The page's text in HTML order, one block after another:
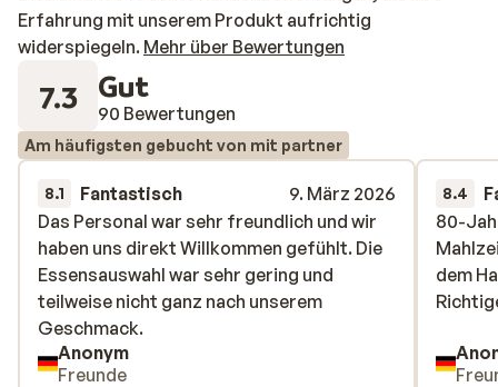
Erfahrung mit unserem Produkt aufrichtig
widerspiegeln. Mehr über Bewertungen
7.3 Gut
90 Bewertungen
Am häufigsten gebucht von mit partner
8.1 Fantastisch
9. März 2026
Das Personal war sehr freundlich und wir
haben uns direkt Willkommen gefühlt. Die
Essensauswahl war sehr gering und
teilweise nicht ganz nach unserem
Geschmack.
Das Personal war sehr freundlich und wir
haben uns direkt Willkommen gefühlt. Die
Essensauswahl war sehr gering und
teilweise nicht ganz nach unserem
Geschmack.
Anonym
Freunde
8.4
80-
dem
80-
dem